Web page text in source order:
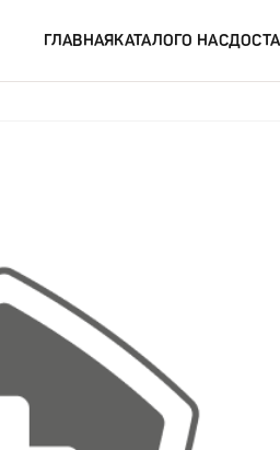
ГЛАВНАЯКАТАЛОГО НАС